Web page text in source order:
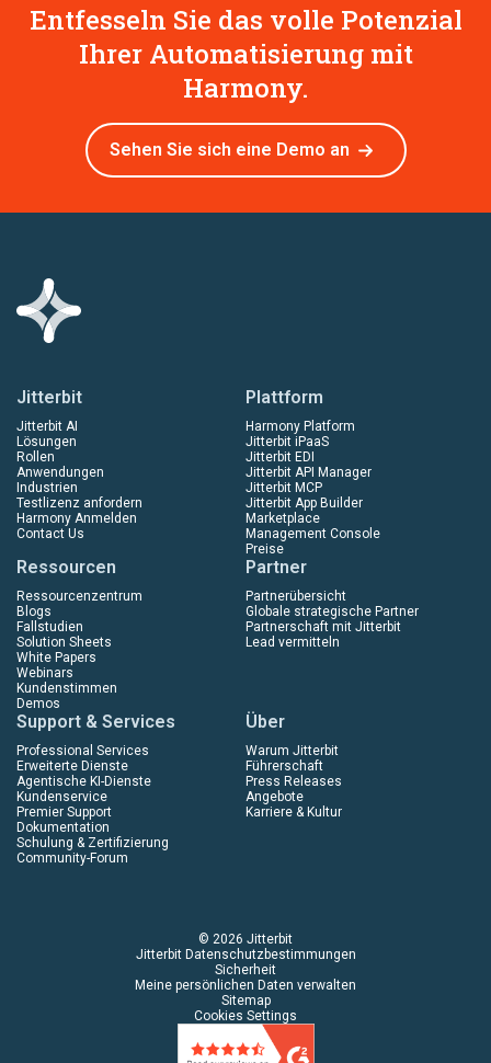
Entfesseln Sie das volle Potenzial
Ihrer Automatisierung mit
Harmony.
Sehen Sie sich eine Demo an
Jitterbit
Jitterbit AI
Lösungen
Rollen
Anwendungen
Industrien
Testlizenz anfordern
Harmony Anmelden
Contact Us
Plattform
Harmony Platform
Jitterbit iPaaS
Jitterbit EDI
Jitterbit API Manager
Jitterbit MCP
Jitterbit App Builder
Marketplace
Management Console
Preise
Ressourcen
Ressourcenzentrum
Blogs
Fallstudien
Solution Sheets
White Papers
Webinars
Kundenstimmen
Demos
Partner
Partnerübersicht
Globale strategische Partner
Partnerschaft mit Jitterbit
Lead vermitteln
Support & Services
Professional Services
Erweiterte Dienste
Agentische KI-Dienste
Kundenservice
Premier Support
Dokumentation
Schulung & Zertifizierung
Community-Forum
Über
Warum Jitterbit
Führerschaft
Press Releases
Angebote
Karriere & Kultur
© 2026 Jitterbit
Jitterbit Datenschutzbestimmungen
Sicherheit
Meine persönlichen Daten verwalten
Sitemap
Cookies Settings